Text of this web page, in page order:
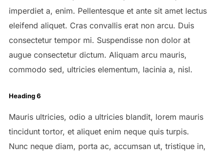
imperdiet a, enim. Pellentesque et ante sit amet lectus
eleifend aliquet. Cras convallis erat non arcu. Duis
consectetur tempor mi. Suspendisse non dolor at
augue consectetur dictum. Aliquam arcu mauris,
commodo sed, ultricies elementum, lacinia a, nisl.
Heading 6
Mauris ultricies, odio a ultricies blandit, lorem mauris
tincidunt tortor, et aliquet enim neque quis turpis.
Nunc neque diam, porta ac, accumsan ut, tristique in,